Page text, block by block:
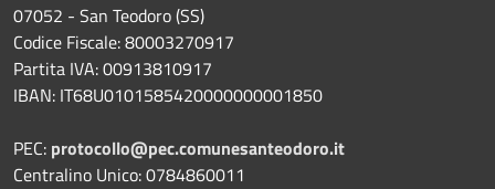
07052 - San Teodoro (SS)
Codice Fiscale: 80003270917
Partita IVA: 00913810917
IBAN: IT68U0101585420000000001850
PEC: protocollo@pec.comunesanteodoro.it
Centralino Unico: 0784860011